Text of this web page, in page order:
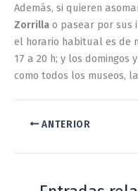
Además, si quieren
Zorrilla o pasear por sus
el horario habitual es de
17 a 20 h; y los domingos
como todos los museos,
ANTERIOR